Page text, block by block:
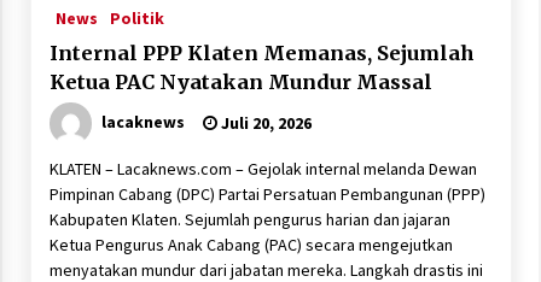
News Politik
Internal PPP Klaten Memanas, Sejumlah
Ketua PAC Nyatakan Mundur Massal
lacaknews Juli 20, 2026
KLATEN – Lacaknews.com – Gejolak internal melanda Dewan
Pimpinan Cabang (DPC) Partai Persatuan Pembangunan (PPP)
Kabupaten Klaten. Sejumlah pengurus harian dan jajaran
Ketua Pengurus Anak Cabang (PAC) secara mengejutkan
menyatakan mundur dari jabatan mereka. Langkah drastis ini